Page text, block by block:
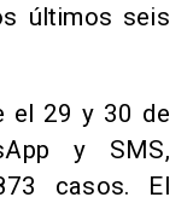
últimos seis
el 29 y 30 de
y SMS,
casos. El